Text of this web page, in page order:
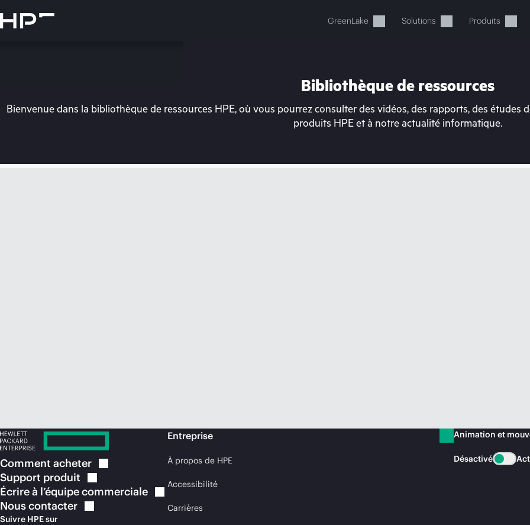
au
contenu
GreenLake Solutions Produits
Votre panier est actuellement
Bibliothèque de ressources
Bienvenue dans la bibliothèque de ressources HPE, où vous pourrez consulter des vidéos, des rapports, des études
produits HPE et à notre actualité informatique.
Comment acheter
Support produit
Écrire à l’équipecommerciale
Nouscontacter
Suivre HPE sur
Entreprise
À propos de HPE
Accessibilité
Carrières
Animation et
Désactivé